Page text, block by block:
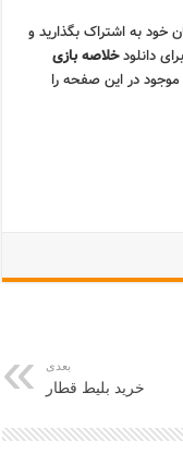
خود به اشتراک بگذارید و
دانلودخلاصه بازی
در این صفحه را
بعدی
خرید بلیط قطار